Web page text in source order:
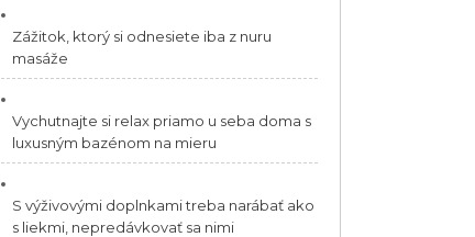
Zážitok, ktorý si odnesiete iba z nuru
masáže
Vychutnajte si relax priamo u seba doma s
luxusným bazénom na mieru
S výživovými doplnkami treba narábať ako
s liekmi, nepredávkovať sa nimi